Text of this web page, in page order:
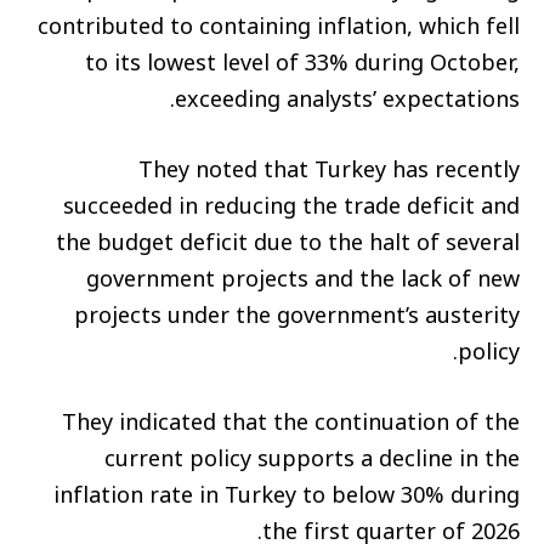
contributed to containing inflation, which fell
to its lowest level of 33% during October,
exceeding analysts’ expectations.
They noted that Turkey has recently
succeeded in reducing the trade deficit and
the budget deficit due to the halt of several
government projects and the lack of new
projects under the government’s austerity
policy.
They indicated that the continuation of the
current policy supports a decline in the
inflation rate in Turkey to below 30% during
the first quarter of 2026.